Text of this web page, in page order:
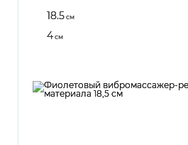
18.5см
4см